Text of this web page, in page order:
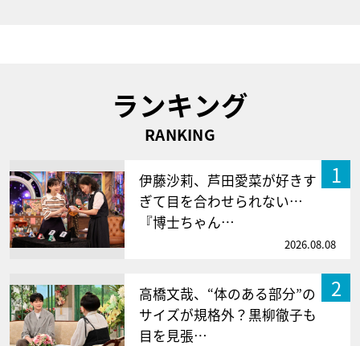
ランキング
RANKING
1
伊藤沙莉、芦田愛菜が好きす
ぎて目を合わせられない…
『博士ちゃん…
2026.08.08
2
高橋文哉、“体のある部分”の
サイズが規格外？黒柳徹子も
目を見張…